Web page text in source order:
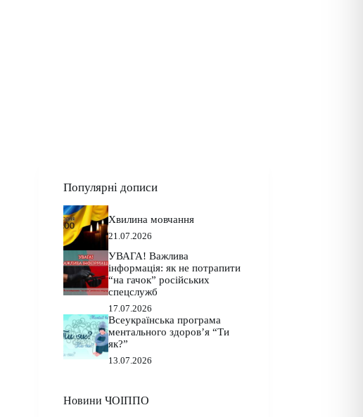
Популярні дописи
Хвилина мовчання
21.07.2026
УВАГА! Важлива
інформація: як не потрапити
“на гачок” російських
спецслужб
17.07.2026
Всеукраїнська програма
ментального здоров’я “Ти
як?”
13.07.2026
Новини ЧОІППО